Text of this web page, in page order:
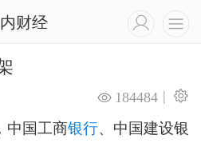
财经
|
184484
国工商银行、中国建设银